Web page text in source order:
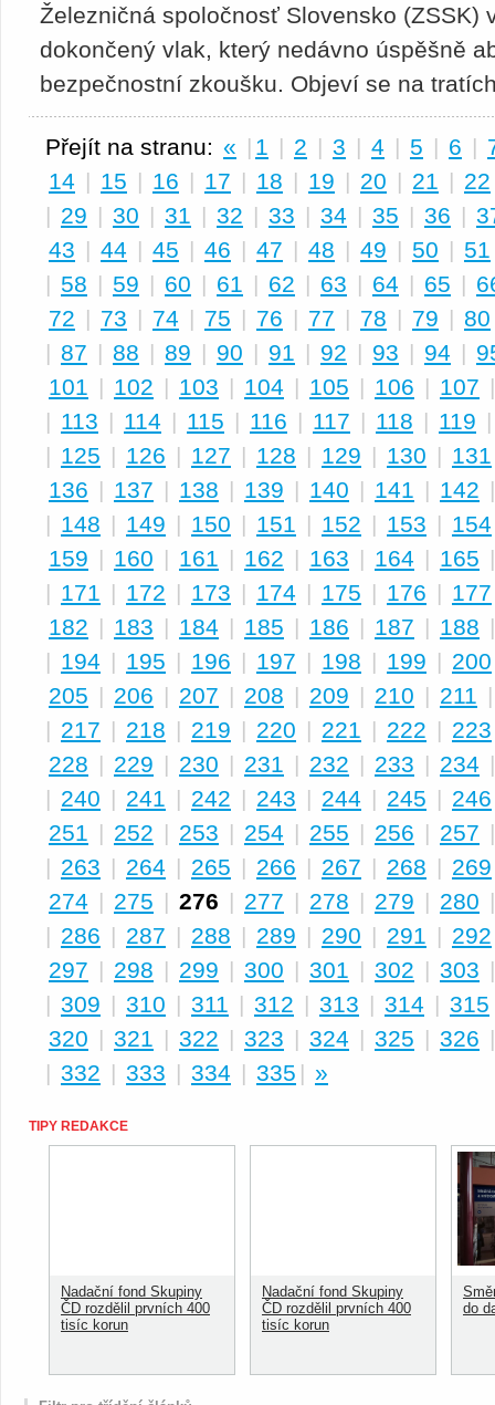
Železničná spoločnosť Slovensko (ZSSK)
dokončený vlak, který nedávno úspěšně
bezpečnostní zkoušku. Objeví se na
Přejít na stranu: « | 1 | 2 | 3 | 4 | 5 | 6 |
14 | 15 | 16 | 17 | 18 | 19 | 20 | 21 | 22
| 29 | 30 | 31 | 32 | 33 | 34 | 35 | 36 |
43 | 44 | 45 | 46 | 47 | 48 | 49 | 50 | 51
| 58 | 59 | 60 | 61 | 62 | 63 | 64 | 65 |
72 | 73 | 74 | 75 | 76 | 77 | 78 | 79 | 80
| 87 | 88 | 89 | 90 | 91 | 92 | 93 | 94 |
101 | 102 | 103 | 104 | 105 | 106 | 107
| 113 | 114 | 115 | 116 | 117 | 118 | 119
| 125 | 126 | 127 | 128 | 129 | 130 | 131
136 | 137 | 138 | 139 | 140 | 141 | 142
| 148 | 149 | 150 | 151 | 152 | 153 | 154
159 | 160 | 161 | 162 | 163 | 164 | 165
| 171 | 172 | 173 | 174 | 175 | 176 | 177
182 | 183 | 184 | 185 | 186 | 187 | 188
| 194 | 195 | 196 | 197 | 198 | 199 | 200
205 | 206 | 207 | 208 | 209 | 210 | 211
| 217 | 218 | 219 | 220 | 221 | 222 | 223
228 | 229 | 230 | 231 | 232 | 233 | 234
| 240 | 241 | 242 | 243 | 244 | 245 | 246
251 | 252 | 253 | 254 | 255 | 256 | 257
| 263 | 264 | 265 | 266 | 267 | 268 | 269
274 | 275 | 276 | 277 | 278 | 279 | 280
| 286 | 287 | 288 | 289 | 290 | 291 | 292
297 | 298 | 299 | 300 | 301 | 302 | 303
| 309 | 310 | 311 | 312 | 313 | 314 | 315
320 | 321 | 322 | 323 | 324 | 325 | 326
| 332 | 333 | 334 | 335 | »
TIPY REDAKCE
Nadační fond Skupiny
ČD rozdělil prvních 400
tisíc korun
Nadační fond Skupiny
ČD rozdělil prvních 400
tisíc korun
do